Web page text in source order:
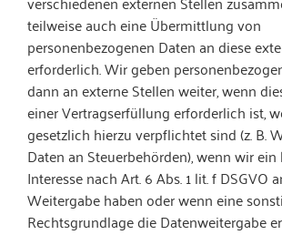
teilweise auch eine Übermittlung von
personenbezogenen Daten an diese
erforderlich. Wir geben
dann an externe Stellen weiter, wenn
einer Vertragserfüllung erforderlich ist,
gesetzlich hierzu verpflichtet sind (z. B.
Daten an Steuerbehörden), wenn wir
Interesse nach Art. 6 Abs. 1 lit. f DSGVO
Weitergabe haben oder wenn eine
Rechtsgrundlage die Datenweitergabe